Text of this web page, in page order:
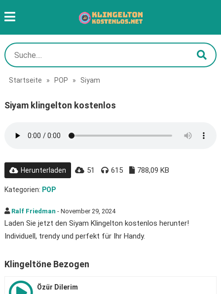
Startseite » POP » Siyam
Siyam klingelton kostenlos
Herunterladen 51 615 788,09 KB
Kategorien: POP
Ralf Friedman - November 29, 2024
Laden Sie jetzt den Siyam Klingelton kostenlos herunter!
Individuell, trendy und perfekt für Ihr Handy.
Klingeltöne Bezogen
Özür Dilerim